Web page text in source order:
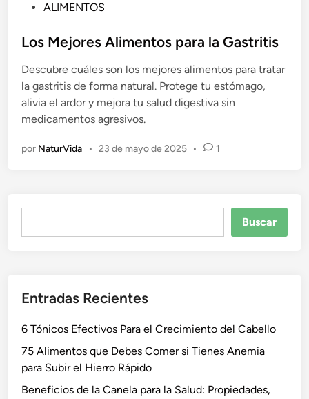
b
i
c
a
d
e
ALIMENTOS
Los Mejores Alimentos para la Gastritis
Descubre cuáles son los mejores alimentos para tratar
la gastritis de forma natural. Protege tu estómago,
alivia el ardor y mejora tu salud digestiva sin
medicamentos agresivos.
por NaturVida • 23 de mayo de 2025 • 1
Buscar
Entradas Recientes
6 Tónicos Efectivos Para el Crecimiento del Cabello
75 Alimentos que Debes Comer si Tienes Anemia
para Subir el Hierro Rápido
Beneficios de la Canela para la Salud: Propiedades,